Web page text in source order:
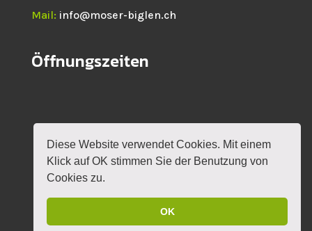
Diese Website verwendet Cookies. Mit einem
Klick auf OK stimmen Sie der Benutzung von
Cookies zu.
OK
Mail: info@moser-biglen.ch
Öffnungszeiten
HOME NEWS SHOP
ROTAX
VERANSTALTUNGEN
MYLOKALESUCHE GMBH